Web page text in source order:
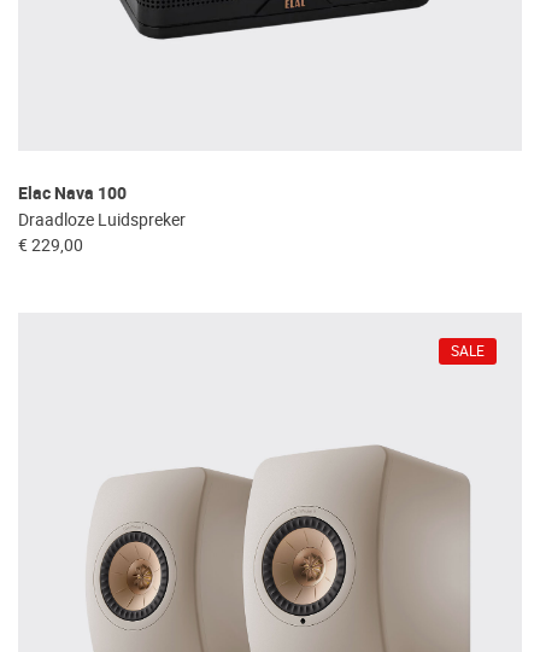
Elac Nava 100
Draadloze Luidspreker
€ 229,00
SALE